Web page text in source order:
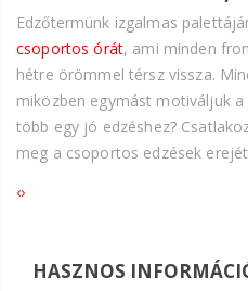
Edzőtermünk izgalmas
csoportos órát, ami minden
hétre örömmel térsz vissza.
miközben egymást motiváljuk
több egy jó edzéshez?
meg a csoportos edzések
‹›
HASZNOS